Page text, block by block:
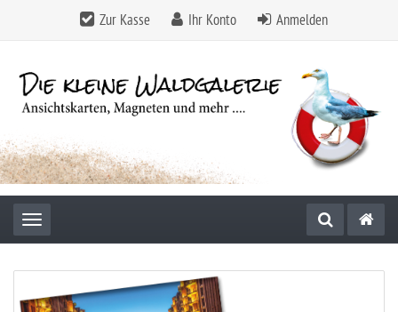
Zur Kasse Ihr Konto Anmelden
Toggle navigation